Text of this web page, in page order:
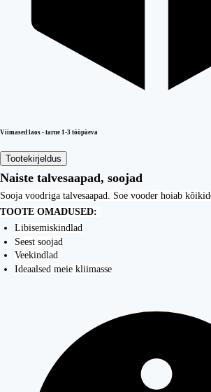
Viimased laos - tarne 1-3 tööpäeva
Tootekirjeldus
Naiste talvesaapad, soojad
Sooja voodriga talvesaapad. Soe vooder hoiab
TOOTE OMADUSED:
Libisemiskindlad
Seest soojad
Veekindlad
Ideaalsed meie kliimasse